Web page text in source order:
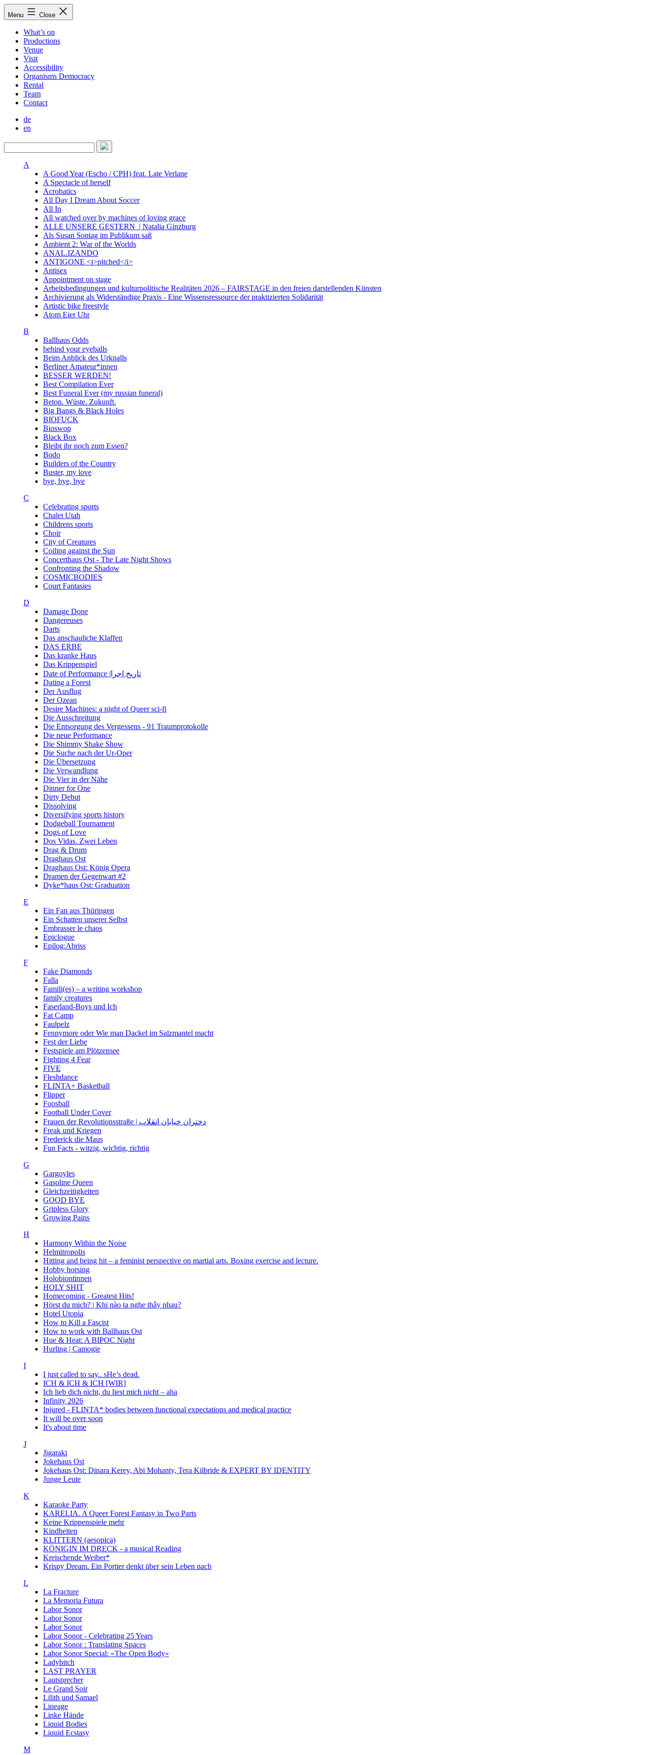
Skip
toMenu Close
What’s on
Productions
Venue
Visit
Accessibility
Organisms Democracy
Rental
Team
Contact
de
en
A
A Good Year (Escho / CPH) feat. Late Verlane
A Spectacle of herself
Acrobatics
All Day I Dream About Soccer
All In
All watched over by machines of loving grace
ALLE UNSERE GESTERN | Natalia Ginzburg
Als Susan Sontag im Publikum saß
Ambient 2: War of the Worlds
ANAL.IZANDO
ANTIGONE <i>pitched</i>
Antisex
Appointment on stage
Arbeitsbedingungen und kulturpolitische Realitäten 2026 – FAIRSTAGE in den freien darstellenden Künsten
Archivierung als Widerständige Praxis - Eine Wissensressource der praktizierten Solidarität
Artistic bike freestyle
Atom Eier Uhr
B
Ballhaus Odds
behind your eyeballs
Beim Anblick des Urknalls
Berliner Amateur*innen
BESSER WERDEN!
Best Compilation Ever
Best Funeral Ever (my russian funeral)
Beton. Wüste. Zukunft.
Big Bangs & Black Holes
BIOFUCK
Bioswop
Black Box
Bleibt ihr noch zum Essen?
Bodo
Builders of the Country
Buster, my love
bye, bye, bye
C
Celebrating sports
Chalet Utah
Childrens sports
Choir
City of Creatures
Coiling against the Sun
Concerthaus Ost - The Late Night Shows
Confronting the Shadow
COSMICBODIES
Court Fantasies
D
Damage Done
Dangereuses
Darts
Das anschauliche Klaffen
DAS ERBE
Das kranke Haus
Das Krippenspiel
Date of Performance |تاریخ اجرا
Dating a Forest
Der Ausflug
Der Ozean
Desire Machines: a night of Queer sci-fi
Die Ausschreitung
Die Entsorgung des Vergessens - 91 Traumprotokolle
Die neue Performance
Die Shimmy Shake Show
Die Suche nach der Ur-Oper
Die Übersetzung
Die Verwandlung
Die Vier in der Nähe
Dinner for One
Dirty Debut
Dissolving
Diversifying sports history
Dodgeball Tournament
Dogs of Love
Dos Vidas. Zwei Leben
Drag & Drum
Draghaus Ost
Draghaus Ost: König Opera
Dramen der Gegenwart #2
Dyke*haus Ost: Graduation
E
Ein Fan aus Thüringen
Ein Schatten unserer Selbst
Embrasser le chaos
Epiclogue
Epilog:Abriss
F
Fake Diamonds
Falla
Famili(es) – a writing workshop
family creatures
Faserland-Boys und Ich
Fat Camp
Faulpelz
Fennymore oder Wie man Dackel im Salzmantel macht
Fest der Liebe
Festspiele am Plötzensee
Fighting 4 Fear
FIVE
Fleshdance
FLINTA+ Basketball
Flipper
Foosball
Football Under Cover
Frauen der Revolutionsstraße | دختران خیابان انقلاب
Freak und Kriegen
Frederick die Maus
Fun Facts - witzig, wichtig, richtig
G
Gargoyles
Gasoline Queen
Gleichzeitigkeiten
GOOD BYE
Gripless Glory
Growing Pains
H
Harmony Within the Noise
Helmitropolis
Hitting and being hit – a feminist perspective on martial arts. Boxing exercise and lecture.
Hobby horsing
Holobiontinnen
HOLY SHIT
Homecoming - Greatest Hits!
Hörst du mich? | Khi nào ta nghe thây nhau?
Hotel Utopia
How to Kill a Fascist
How to work with Ballhaus Ost
Hue & Heat: A BIPOC Night
Hurling | Camogie
I
I just called to say.. sHe’s dead.
ICH & ICH & ICH [WIR]
Ich lieb dich nicht, du liest mich nicht – aha
Infinity 2026
Injured - FLINTA* bodies between functional expectations and medical practice
It will be over soon
It's about time
J
Jigaraki
Jokehaus Ost
Jokehaus Ost: Dinara Kerey, Abi Mohanty, Tera Kilbride & EXPERT BY IDENTITY
Junge Leute
K
Karaoke Party
KARELIA. A Queer Forest Fantasy in Two Parts
Keine Krippenspiele mehr
Kindheiten
KLITTERN (aesopica)
KÖNIGIN IM DRECK - a musical Reading
Kreischende Weiber*
Krispy Dream. Ein Portier denkt über sein Leben nach
L
La Fracture
La Memoria Futura
Labor Sonor
Labor Sonor
Labor Sonor
Labor Sonor - Celebrating 25 Years
Labor Sonor : Translating Spaces
Labor Sonor Special: »The Open Body«
Ladybitch
LAST PRAYER
Lautsprecher
Le Grand Soir
Lilith und Samael
Lineage
Linke Hände
Liquid Bodies
Liquid Ecstasy
M